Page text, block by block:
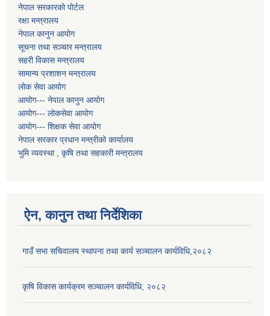
नेपाल सरकारको पोर्टल
रक्षा मन्त्रालय
नेपाल कानुन आयोग
सूचना तथा सञ्चार मन्त्रालय
सहरी विकास मन्त्रालय
सामान्य प्रशाशन मन्त्रालय
लोक सेवा आयोग
आयोग--- नेपाल कानुन आयोग
आयोग--- लोकसेवा आयोग
आयोग--- शिक्षक सेवा आयोग
नेपाल सरकार प्रधान मन्त्रीको कार्यालय
भुमि व्यवस्था , कृषि तथा सहकारी मन्त्रालय
ऐन, कानुन तथा निर्देशिका
गाउँ सभा सचिवालय स्थापना तथा कार्य सञ्चालन कार्यविधि,२०८२
कृषि विकास कार्यक्रम सञ्चालन कार्यविधि, २०८२